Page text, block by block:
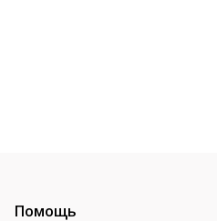
Помощь